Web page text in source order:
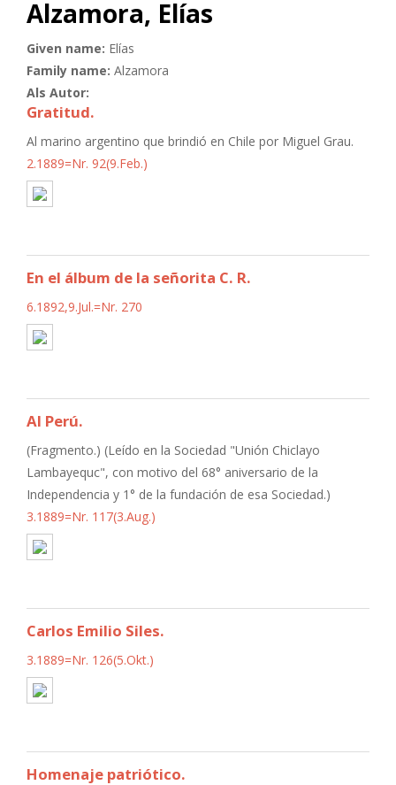
Alzamora, Elías
Given name: Elías
Family name: Alzamora
Als Autor:
Gratitud.
Al marino argentino que brindió en Chile por Miguel Grau.
2.1889=Nr. 92(9.Feb.)
En el álbum de la señorita C. R.
6.1892,9.Jul.=Nr. 270
Al Perú.
(Fragmento.) (Leído en la Sociedad "Unión Chiclayo
Lambayequc", con motivo del 68° aniversario de la
Independencia y 1° de la fundación de esa Sociedad.)
3.1889=Nr. 117(3.Aug.)
Carlos Emilio Siles.
3.1889=Nr. 126(5.Okt.)
Homenaje patriótico.